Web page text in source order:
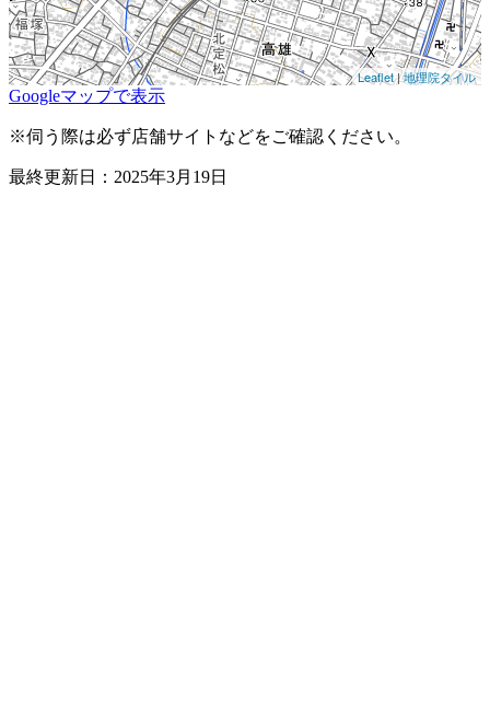
Leaflet|地理院タイル
Googleマップで表示
※伺う際は必ず店舗サイトなどをご確認ください。
最終更新日：2025年3月19日